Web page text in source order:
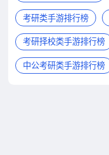
考研类手游排行榜
考研择校类手游排行榜
中公考研类手游排行榜